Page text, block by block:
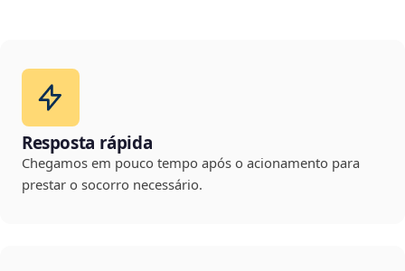
Resposta rápida
Chegamos em pouco tempo após o acionamento para
prestar o socorro necessário.